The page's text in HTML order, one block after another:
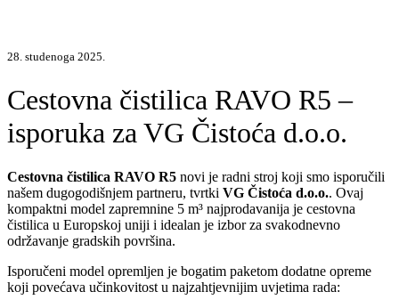
28. studenoga 2025.
Cestovna čistilica RAVO R5 –
isporuka za VG Čistoća d.o.o.
Cestovna čistilica RAVO R5 novi je radni stroj koji smo isporučili
našem dugogodišnjem partneru, tvrtki VG Čistoća d.o.o.. Ovaj
kompaktni model zapremnine 5 m³ najprodavanija je cestovna
čistilica u Europskoj uniji i idealan je izbor za svakodnevno
održavanje gradskih površina.
Isporučeni model opremljen je bogatim paketom dodatne opreme
koji povećava učinkovitost u najzahtjevnijim uvjetima rada: